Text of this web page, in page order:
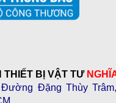
THIẾT BỊ VẬT TƯ
Đường Đặng Thùy